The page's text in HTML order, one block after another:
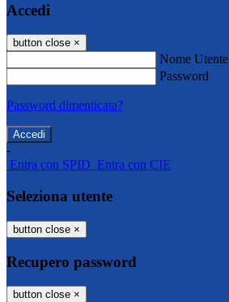
Accedi
button close ×
Nome Utente
Password
Password dimenticata?
-
Entra con SPID Entra con CIE
Seleziona utente
button close ×
Recupero password
button close ×